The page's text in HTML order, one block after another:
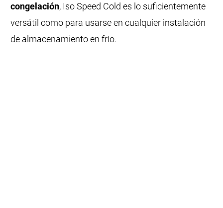
congelación, Iso Speed Cold es lo suficientemente
versátil como para usarse en cualquier instalación
de almacenamiento en frío.